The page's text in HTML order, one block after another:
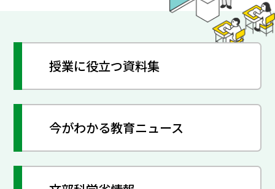
授業に役立つ資料集
今がわかる教育ニュース